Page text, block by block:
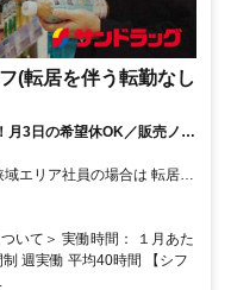
(転居を伴う転勤なし
月3日の希望休OK／販売ノル
商品管理など店舗運営がメ
ア社員の場合は 転居を
OK
いて＞ 実働時間： １月あた
週実働 平均40時間 【シフ